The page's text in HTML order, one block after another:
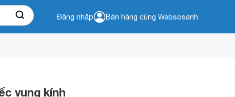
Đăng nhập Bán hàng cùng Websosanh
vung kính